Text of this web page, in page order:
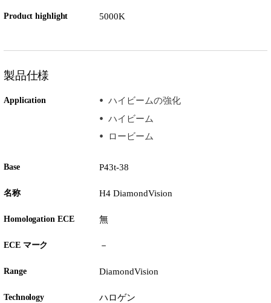
Product highlight 5000K
製品仕様
Application
ハイビームの強化
ハイビーム
ロービーム
Base P43t-38
名称 H4 DiamondVision
Homologation ECE 無
ECE マーク －
Range DiamondVision
Technology ハロゲン